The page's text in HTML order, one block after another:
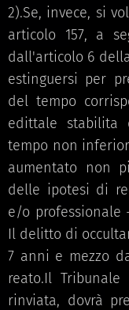
2).Se, invece, si
articolo 157, a
dall'articolo 6
estinguersi per
del tempo
edittale stabilita
tempo non
aumentato non
delle ipotesi di
e/o
Il delitto di
7 anni e mezzo
reato.Il
rinviata, dovrà